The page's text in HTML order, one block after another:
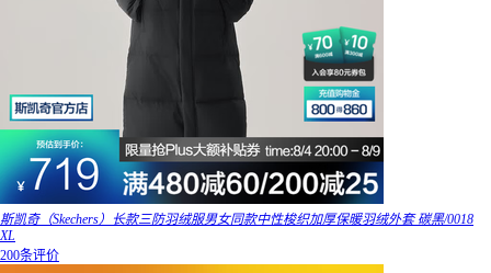
斯凯奇（Skechers）长款三防羽绒服男女同款中性梭织加厚保暖羽绒外套 碳黑/0018
XL
200条评价